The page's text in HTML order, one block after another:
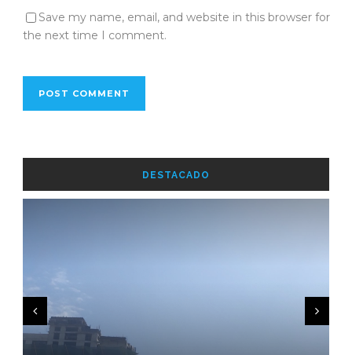
Save my name, email, and website in this browser for
the next time I comment.
DESTACADO